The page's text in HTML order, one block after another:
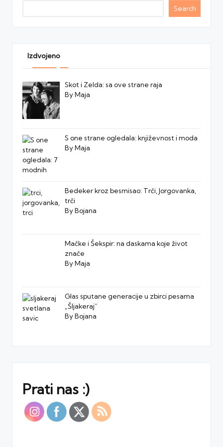
Search
Izdvojeno
Skot i Zelda: sa ove strane raja
By Maja
S one strane ogledala: književnost i moda
By Maja
Bedeker kroz besmisao: Trči, Jorgovanka,
trči
By Bojana
Mačke i Šekspir: na daskama koje život
znače
By Maja
Glas sputane generacije u zbirci pesama
„Šljakeraj”
By Bojana
Prati nas :)